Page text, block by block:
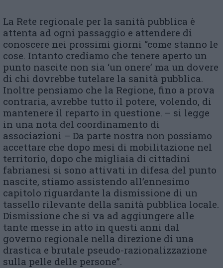
La Rete regionale per la sanità pubblica è
attenta ad ogni passaggio e attendere di
conoscere nei prossimi giorni “come stanno le
cose. Intanto crediamo che tenere aperto un
punto nascite non sia ‘un onere’ ma un dovere
di chi dovrebbe tutelare la sanità pubblica.
Inoltre pensiamo che la Regione, fino a prova
contraria, avrebbe tutto il potere, volendo, di
mantenere il reparto in questione. – si legge
in una nota del coordinamento di
associazioni – Da parte nostra non possiamo
accettare che dopo mesi di mobilitazione nel
territorio, dopo che migliaia di cittadini
fabrianesi si sono attivati in difesa del punto
nascite, stiamo assistendo all’ennesimo
capitolo riguardante la dismissione di un
tassello rilevante della sanità pubblica locale.
Dismissione che si va ad aggiungere alle
tante messe in atto in questi anni dal
governo regionale nella direzione di una
drastica e brutale pseudo-razionalizzazione
sulla pelle delle persone”.